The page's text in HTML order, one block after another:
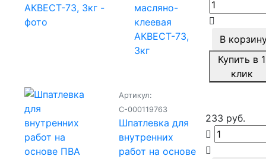
масляно-
клеевая
АКВЕСТ-73,
3кг
В
Купить в 1
клик
Артикул:
С-000119763
Шпатлевка для
внутренних
работ на основе
233 руб.